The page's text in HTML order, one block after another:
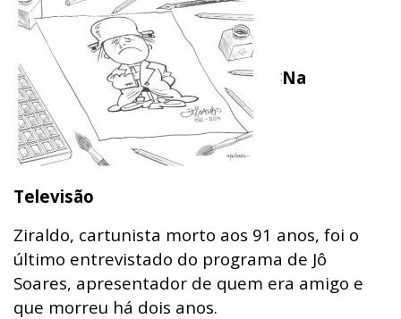
Na
Televisão
Ziraldo, cartunista morto aos 91 anos, foi o
último entrevistado do programa de Jô
Soares, apresentador de quem era amigo e
que morreu há dois anos.